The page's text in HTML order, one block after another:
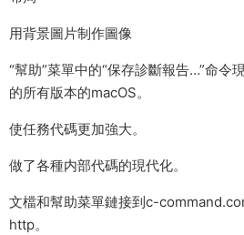
用背景圖片制作圖像
“幫助”菜單中的“保存診斷報告…”命令
的所有版本的macOS。
使任務代碼更加強大。
做了各種内部代碼的現代化。
文檔和幫助菜單鏈接到c-
http。